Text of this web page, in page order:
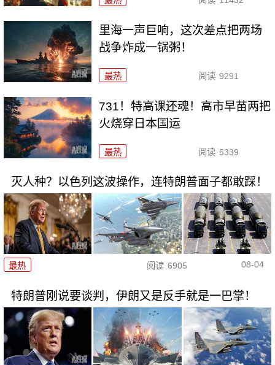
里海一声巨响，这次差点把两场
战争炸成一锅粥！
最热 阅读 9291
731！特高课还魂！高市早苗两把
火烧穿日本国运
最热 阅读 5339
灭人种？以色列这波操作，连特朗普面子都敢踩！
最热 阅读 6905 08-04
特朗普刚说要谈判，伊朗又是反手就是一巴掌！